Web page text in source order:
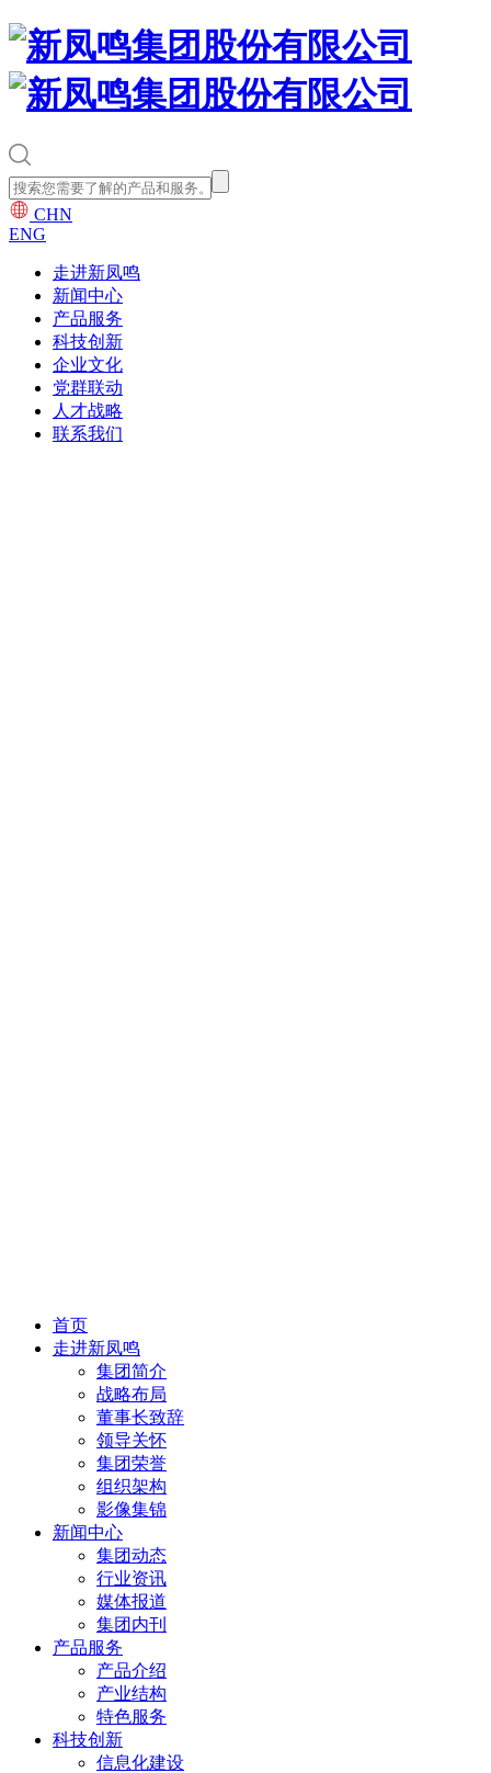
CHN
ENG
走进新凤鸣
新闻中心
产品服务
科技创新
企业文化
党群联动
人才战略
联系我们
首页
走进新凤鸣
集团简介
战略布局
董事长致辞
领导关怀
集团荣誉
组织架构
影像集锦
新闻中心
集团动态
行业资讯
媒体报道
集团内刊
产品服务
产品介绍
产业结构
特色服务
科技创新
信息化建设